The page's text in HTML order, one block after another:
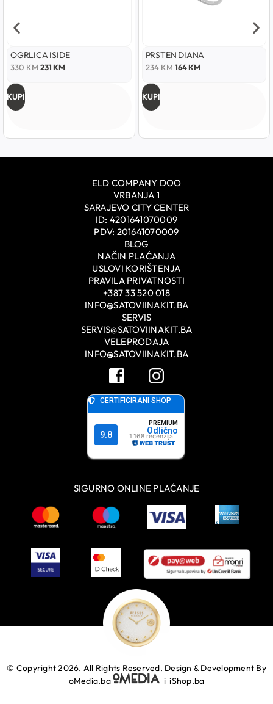
OGRLICA ISIDE
330KM231KM
KUPI
PRSTEN DIANA
234KM 164KM
KUPI
ELD COMPANY DOO
VRBANJA 1
SARAJEVO CITY CENTER
ID: 4201641070009
PDV: 201641070009
BLOG
NAČIN PLAĆANJA
USLOVI KORIŠTENJA
PRAVILA PRIVATNOSTI
+387 33 520 018
INFO@SATOVIINAKIT.BA
SERVIS
SERVIS@SATOVIINAKIT.BA
VELEPRODAJA
INFO@SATOVIINAKIT.BA
SIGURNO ONLINE PLAĆANJE
© Copyright 2026. All Rights Reserved. Design & Development By
oMedia.ba
iiShop.ba